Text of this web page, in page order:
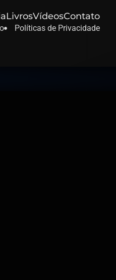
LivrosVídeosContato
Políticas de Privacidade